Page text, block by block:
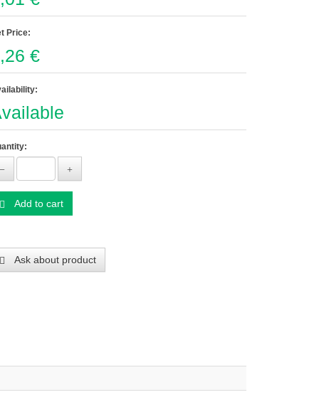
Price:
€
Add to cart
Ask about product